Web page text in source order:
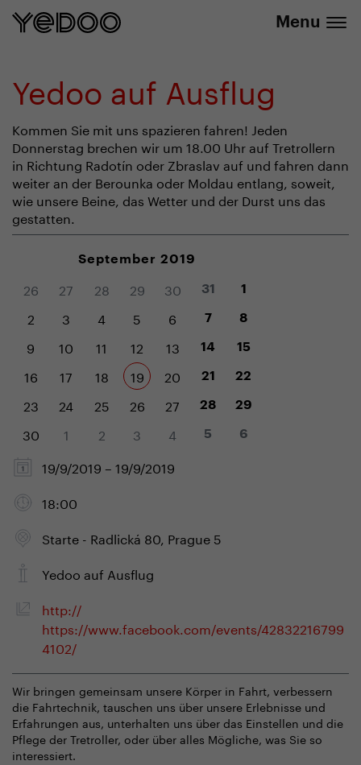
Menu
Yedoo auf Ausflug
Kommen Sie mit uns spazieren fahren! Jeden
Donnerstag brechen wir um 18.00 Uhr auf Tretrollern
in Richtung Radotín oder Zbraslav auf und fahren dann
weiter an der Berounka oder Moldau entlang, soweit,
wie unsere Beine, das Wetter und der Durst uns das
gestatten.
September 2019
26 27 28 29 30 31 1
2 3 4 5 6 7 8
9 10 11 12 13 14 15
16 17 18 19 20 21 22
23 24 25 26 27 28 29
30 1 2 3 4 5 6
19/9/2019 – 19/9/2019
18:00
Starte - Radlická 80, Prague 5
Yedoo auf Ausflug
http://
https://www.facebook.com/events/42832216799
4102/
Wir bringen gemeinsam unsere Körper in Fahrt, verbessern
die Fahrtechnik, tauschen uns über unsere Erlebnisse und
Erfahrungen aus, unterhalten uns über das Einstellen und die
Pflege der Tretroller, oder über alles Mögliche, was Sie so
interessiert.